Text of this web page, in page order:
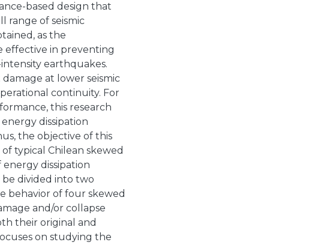
based design that
range of seismic
as the
effective in preventing
earthquakes.
at lower seismic
continuity. For
this research
dissipation
the objective of this
typical Chilean skewed
dissipation
be divided into two
behavior of four skewed
and/or collapse
their original and
on studying the